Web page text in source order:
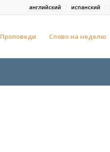
английский испанский
Проповеди Слово на неделю